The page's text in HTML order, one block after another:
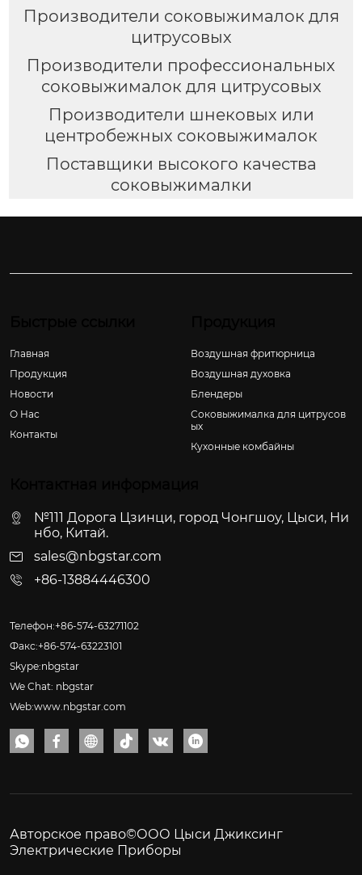
Производители соковыжималок для
цитрусовых
Производители профессиональных
соковыжималок для цитрусовых
Производители шнековых или
центробежных соковыжималок
Поставщики высокого качества
соковыжималки
Главная
Продукция
Новости
О Hас
Контакты
Воздушная фритюрница
Воздушная духовка
Блендеры
Соковыжималка для цитрусов
ых
Кухонные комбайны
№111 Дорога Цзинци, город Чонгшоу, Цыси, Ни
нбо, Китай.
sales@nbgstar.com
+86-13884446300
Телефон:+86-574-63271102
Факс:+86-574-63223101
Skype:nbgstar
We Chat: nbgstar
Web:www.nbgstar.com
     
Авторское право©ООО Цыси Джиксинг
Электрические Приборы